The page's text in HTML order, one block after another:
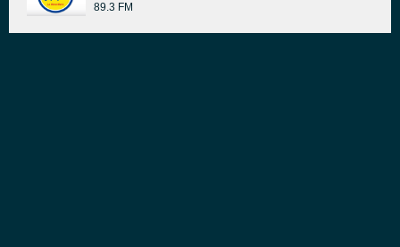
89.3 FM